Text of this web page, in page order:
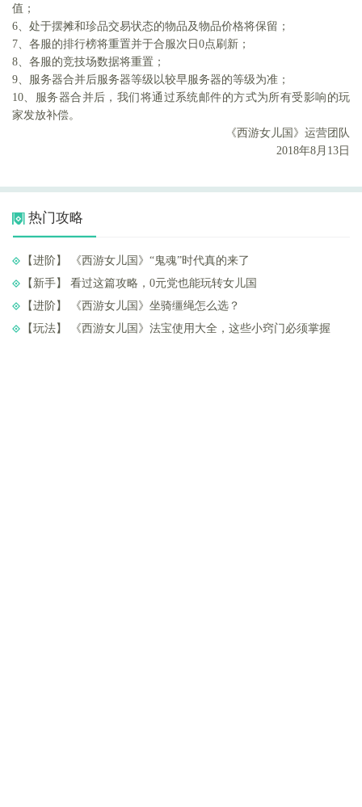
值；
6、处于摆摊和珍品交易状态的物品及物品价格将保留；
7、各服的排行榜将重置并于合服次日0点刷新；
8、各服的竞技场数据将重置；
9、服务器合并后服务器等级以较早服务器的等级为准；
10、服务器合并后，我们将通过系统邮件的方式为所有受影响的玩
家发放补偿。
《西游女儿国》运营团队
2018年8 月 13日
热门攻略
【进阶】 ​《西游女儿国》“鬼魂”时代真的来了
【新手】 ​看过这篇攻略，0元党也能玩转女儿国
【进阶】 ​《西游女儿国》坐骑缰绳怎么选？
【玩法】 ​《西游女儿国》法宝使用大全，这些小窍门必须掌握